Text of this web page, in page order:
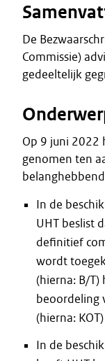
De
Commissie)
gedeeltelijk
Op 9 juni 2022
genomen ten
In de
UHT beslist
definitief
wordt
(hierna: B/T)
beoordeling
(hierna:
In de